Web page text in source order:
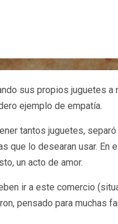
sus propios juguetes
ejemplo de empatía.
tantos juguetes,
lo desearan usar. En
un acto de amor.
ir a este comercio
pensado para muchas